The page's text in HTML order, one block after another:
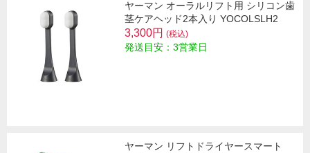
ヤーマン オーラルリフト用 シリコン歯
茎ケアヘッド2本入り YOCOLSLH2
3,300円 (税込)
発送目安：3営業日
ヤーマン リフトドライヤースマート